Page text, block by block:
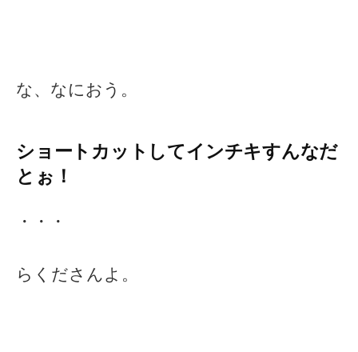
な、なにおう。
ショートカットしてインチキすんなだ
とぉ！
・・・
らくださんよ。